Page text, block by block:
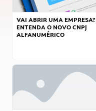
VAI ABRIR UMA EMPRESA?
ENTENDA O NOVO CNPJ
ALFANUMÉRICO